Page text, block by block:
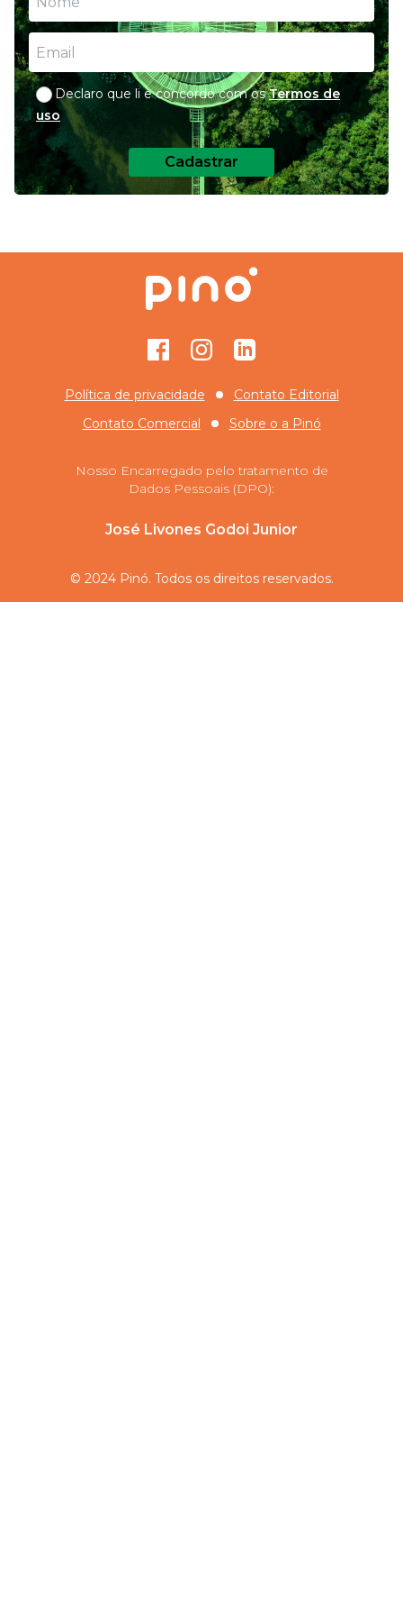
Declaro que li e concordo com os Termos de
uso
Cadastrar
FacebookInstagramGitHub
Política de privacidade
Contato Editorial
Contato Comercial
Sobre o a Pinó
Nosso Encarregado pelo tratamento de
Dados Pessoais (DPO):
José Livones Godoi Junior
© 2024 Pinó. Todos os direitos reservados.